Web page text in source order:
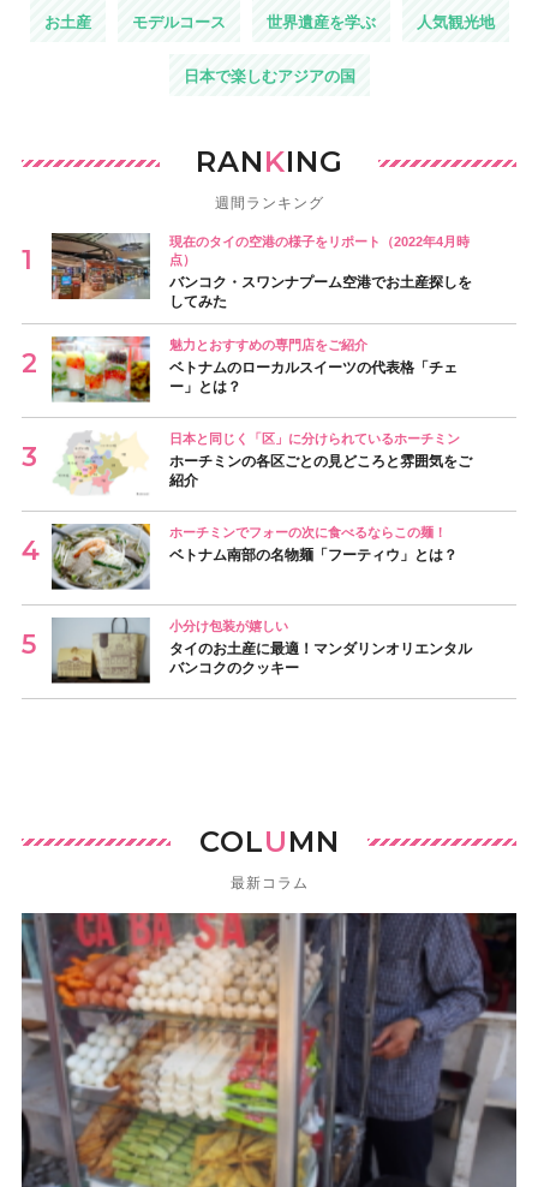
お土産 モデルコース 世界遺産を学ぶ 人気観光地
日本で楽しむアジアの国
RANKING
週間ランキング
現在のタイの空港の様子をリポート（2022年4月時
点）
バンコク・スワンナプーム空港でお土産探しを
してみた
魅力とおすすめの専門店をご紹介
ベトナムのローカルスイーツの代表格「チェ
ー」とは？
日本と同じく「区」に分けられているホーチミン
ホーチミンの各区ごとの見どころと雰囲気をご
紹介
ホーチミンでフォーの次に食べるならこの麺！
ベトナム南部の名物麺「フーティウ」とは？
小分け包装が嬉しい
タイのお土産に最適！マンダリンオリエンタル
バンコクのクッキー
COLUMN
最新コラム